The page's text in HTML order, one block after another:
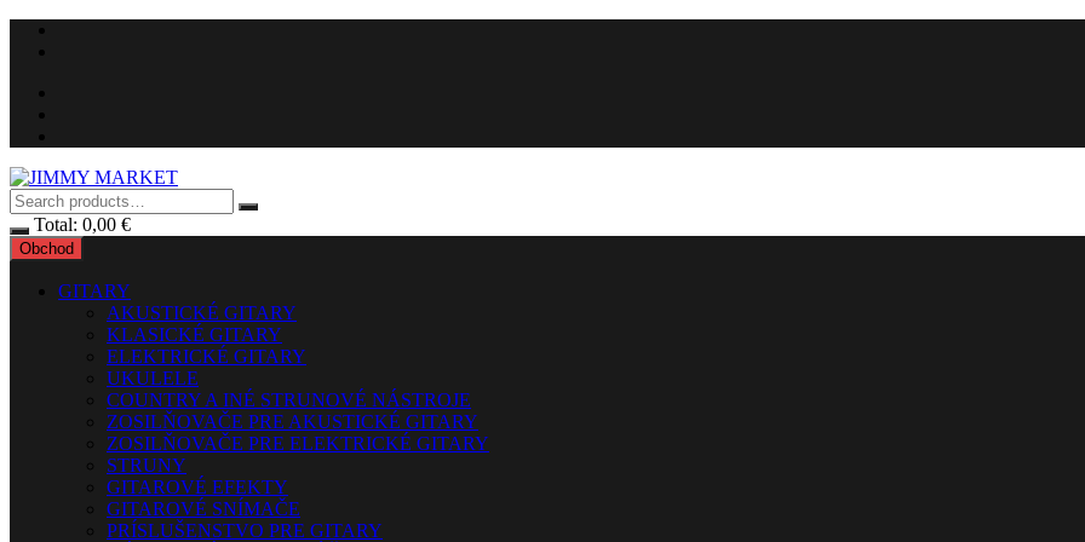
Skip
Total: 0,00 €
Obchod
GITARY
AKUSTICKÉ GITARY
KLASICKÉ GITARY
ELEKTRICKÉ GITARY
UKULELE
COUNTRY A INÉ STRUNOVÉ NÁSTROJE
ZOSILŇOVAČE PRE AKUSTICKÉ GITARY
ZOSILŇOVAČE PRE ELEKTRICKÉ GITARY
STRUNY
GITAROVÉ EFEKTY
GITAROVÉ SNÍMAČE
PRÍSLUŠENSTVO PRE GITARY